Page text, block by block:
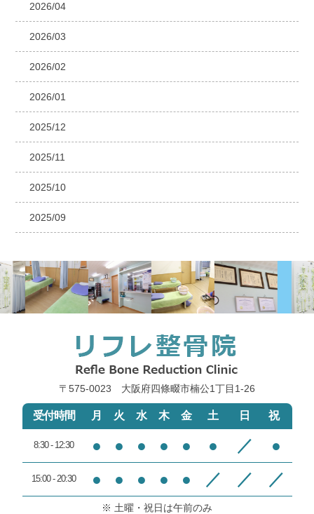
2026/04
2026/03
2026/02
2026/01
2025/12
2025/11
2025/10
2025/09
〒575-0023 大阪府四條畷市楠公1丁目1‐26
受付時間 月 火 水 木 金 土 日 祝
8:30 - 12:30 ● ● ● ● ● ● ／ ●
15:00 - 20:30 ● ● ● ● ● ／ ／ ／
※ 土曜・祝日は午前のみ